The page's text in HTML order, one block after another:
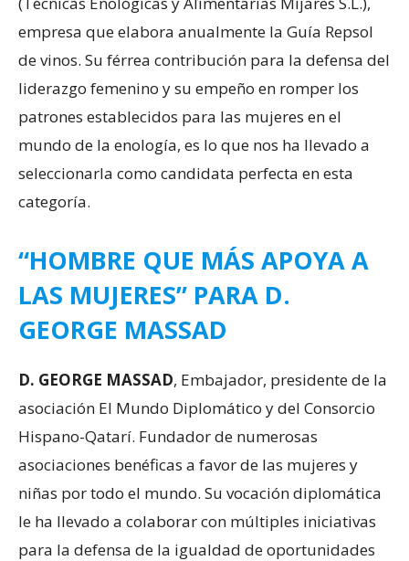
empresa que elabora anualmente la Guía Repsol
de vinos. Su férrea contribución para la defensa del
liderazgo femenino y su empeño en romper los
patrones establecidos para las mujeres en el
mundo de la enología, es lo que nos ha llevado a
seleccionarla como candidata perfecta en esta
categoría.
“HOMBRE QUE MÁS APOYA A
LAS MUJERES” PARA D.
GEORGE MASSAD
D. GEORGE MASSAD, Embajador, presidente de la
asociación El Mundo Diplomático y del Consorcio
Hispano-Qatarí. Fundador de numerosas
asociaciones benéficas a favor de las mujeres y
niñas por todo el mundo. Su vocación diplomática
le ha llevado a colaborar con múltiples iniciativas
para la defensa de la igualdad de oportunidades